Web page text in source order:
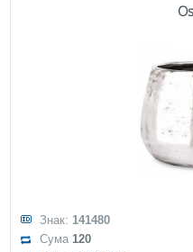
Знак: 141480
Сума120